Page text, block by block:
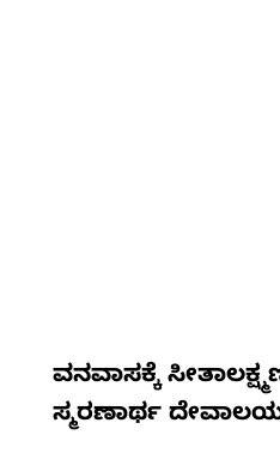
ವನವಾಸಕ್ಕೆ
ಸ್ಮರಣಾರ್ಥ